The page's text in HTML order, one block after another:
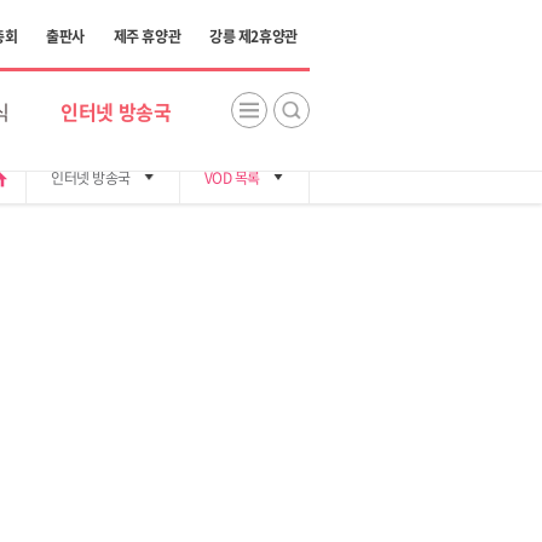
회 출판사 제주 휴양관 강릉 제2휴양관
인터넷 방송국
인터넷 방송국 VOD 목록